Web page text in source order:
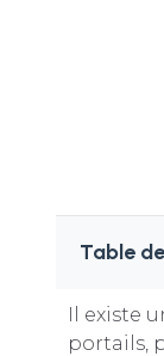
Table
Il existe
portails,